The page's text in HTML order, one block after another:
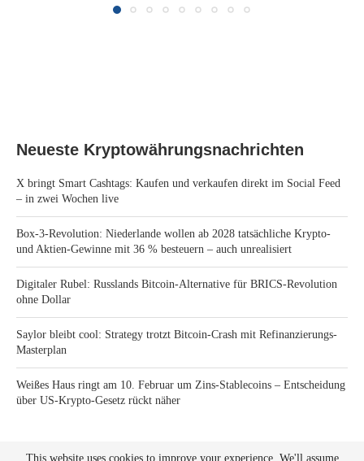
Neueste Kryptowährungsnachrichten
X bringt Smart Cashtags: Kaufen und verkaufen direkt im Social Feed
– in zwei Wochen live
Box-3-Revolution: Niederlande wollen ab 2028 tatsächliche Krypto-
und Aktien-Gewinne mit 36 % besteuern – auch unrealisiert
Digitaler Rubel: Russlands Bitcoin-Alternative für BRICS-Revolution
ohne Dollar
Saylor bleibt cool: Strategy trotzt Bitcoin-Crash mit Refinanzierungs-
Masterplan
Weißes Haus ringt am 10. Februar um Zins-Stablecoins – Entscheidung
über US-Krypto-Gesetz rückt näher
This website uses cookies to improve your experience. We'll assume